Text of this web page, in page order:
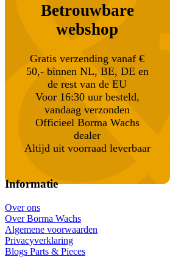
Betrouwbare
webshop
Gratis verzending vanaf €
50,- binnen NL, BE, DE en
de rest van de EU
Voor 16:30 uur besteld,
vandaag verzonden
Officieel Borma Wachs
dealer
Altijd uit voorraad leverbaar
Informatie
Over ons
Over Borma Wachs
Algemene voorwaarden
Privacyverklaring
Blogs Parts & Pieces